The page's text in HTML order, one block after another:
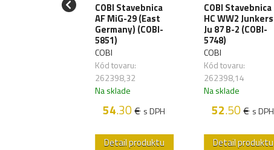
COBI Stavebnica
AF MiG-29 (East
Germany) (COBI-
5851)
COBI
Kód tovaru:
262398,32
Na sklade
54.30€ s DPH
Detail produktu
COBI Stavebnica
HC WW2 Junkers
Ju 87 B-2 (COBI-
5748)
COBI
Kód tovaru:
262398,14
Na sklade
52.50€ s DPH
Detail produktu